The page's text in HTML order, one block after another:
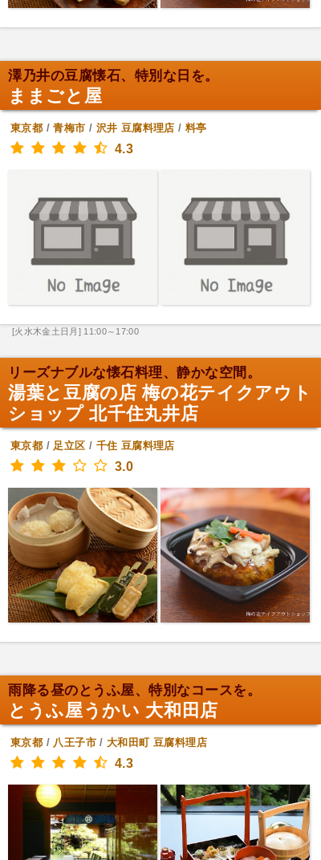
澤乃井の豆腐懐石、特別な日を。
ままごと屋
東京都 /青梅市 / 沢井 豆腐料理店 / 料亭
4.3
[火水木金土日月] 11:00～17:00
リーズナブルな懐石料理、静かな空間。
湯葉と豆腐の店 梅の花テイクアウト
ショップ 北千住丸井店
東京都 / 足立区 / 千住 豆腐料理店
3.0
雨降る昼のとうふ屋、特別なコースを。
とうふ屋うかい 大和田店
東京都 / 八王子市/大和田町 豆腐料理店
4.3